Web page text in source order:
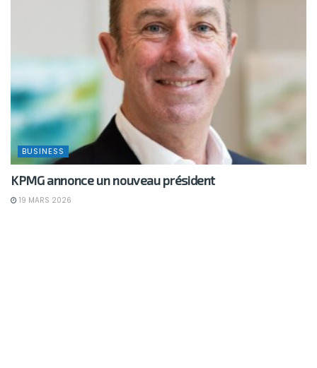
BUSINESS
KPMG annonce un nouveau président
19 MARS 2026